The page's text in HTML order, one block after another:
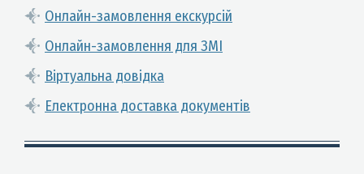
Онлайн-замовлення екскурсій
Онлайн-замовлення для ЗМІ
Віртуальна довідка
Електронна доставка документів